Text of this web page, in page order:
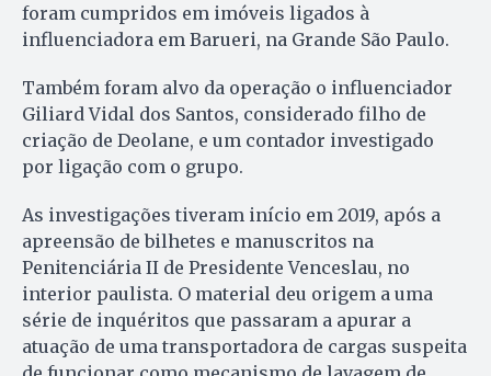
foram cumpridos em imóveis ligados à
influenciadora em Barueri, na Grande São Paulo.
Também foram alvo da operação o influenciador
Giliard Vidal dos Santos, considerado filho de
criação de Deolane, e um contador investigado
por ligação com o grupo.
As investigações tiveram início em 2019, após a
apreensão de bilhetes e manuscritos na
Penitenciária II de Presidente Venceslau, no
interior paulista. O material deu origem a uma
série de inquéritos que passaram a apurar a
atuação de uma transportadora de cargas suspeita